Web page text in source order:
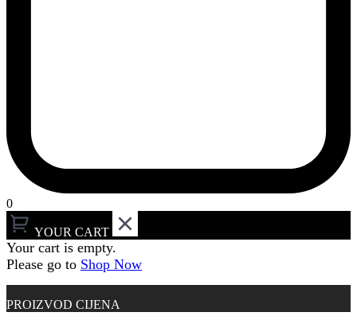
0
YOUR CART
Your cart is empty.
Please go to Shop Now
PROIZVOD CIJENA